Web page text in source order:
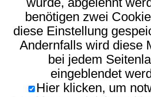
benötigen zwei
diese Einstellung
Andernfalls wird diese
bei jedem
eingeblendet
Hier klicken, um